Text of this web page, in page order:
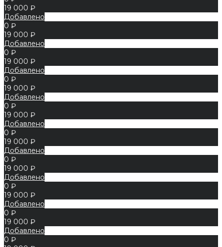
19 000 ₽
Добавлено
0 ₽
19 000 ₽
Добавлено
0 ₽
19 000 ₽
Добавлено
0 ₽
19 000 ₽
Добавлено
0 ₽
19 000 ₽
Добавлено
0 ₽
19 000 ₽
Добавлено
0 ₽
19 000 ₽
Добавлено
0 ₽
19 000 ₽
Добавлено
0 ₽
19 000 ₽
Добавлено
0 ₽